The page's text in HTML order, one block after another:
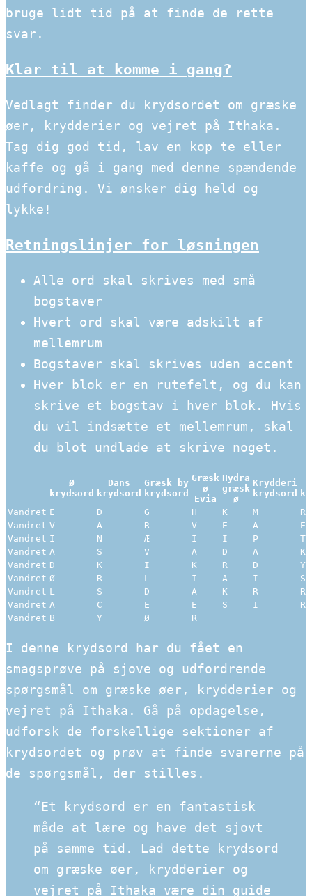
bruge lidt tid på at finde de rette
svar.
Klar til at komme i gang?
Vedlagt finder du krydsordet om græske
øer, krydderier og vejret på Ithaka.
Tag dig god tid, lav en kop te eller
kaffe og gå i gang med denne spændende
udfordring. Vi ønsker dig held og
lykke!
Retningslinjer for løsningen
Alle ord skal skrives med små
bogstaver
Hvert ord skal være adskilt af
mellemrum
Bogstaver skal skrives uden accent
Hver blok er en rutefelt, og du kan
skrive et bogstav i hver blok. Hvis
du vil indsætte et mellemrum, skal
du blot undlade at skrive noget.
Ø
krydsord
Dans
krydsord
Græsk by
krydsord
Græsk
ø
Evia
Hydra
græsk
ø
Krydderi
krydsord
Vandret E D G H K M
R
Vandret V A R V E A
E
Vandret I N Æ I I P
T
Vandret A S V A D A
K
Vandret D K I K R D
Y
Vandret Ø R L I A I
S
Vandret L S D A K R
R
Vandret A C E E S I
R
Vandret B Y Ø R
I denne krydsord har du fået en
smagsprøve på sjove og udfordrende
spørgsmål om græske øer, krydderier og
vejret på Ithaka. Gå på opdagelse,
udforsk de forskellige sektioner af
krydsordet og prøv at finde svarerne på
de spørgsmål, der stilles.
“Et krydsord er en fantastisk
måde at lære og have det sjovt
på samme tid. Lad dette krydsord
om græske øer, krydderier og
vejret på Ithaka være din guide